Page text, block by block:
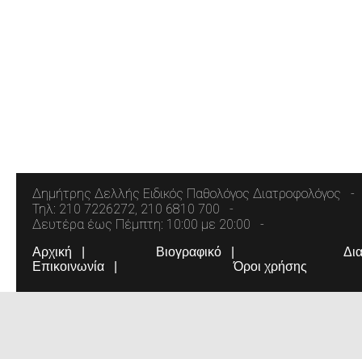
Δημήτρης Δελλής Ειδικός Παθολόγος Διατροφολόγος
Τηλ: 210 7226272, 210 6810 700
Δευτέρα έως Πέμπτη: 10:00 με 20:00
Αρχική Βιογραφικό
Επικοινωνία
Όροι χρήσης